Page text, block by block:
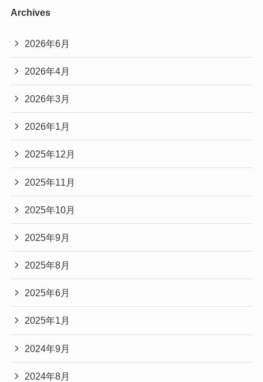
Archives
2026年6月
2026年4月
2026年3月
2026年1月
2025年12月
2025年11月
2025年10月
2025年9月
2025年8月
2025年6月
2025年1月
2024年9月
2024年8月